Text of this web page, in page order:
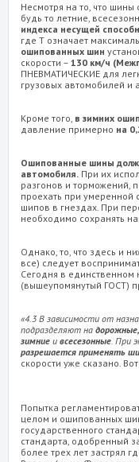
Несмотря на то, что
будь то летние,
индекса несущей
где Т означает
ошипованных шин
скорости – 130 км/ч
ПНЕВМАТИЧЕСКИЕ для
грузовых автомобилей и
Кроме того, в зимних
давление примерно на
Ошипованные шины
автомобиля. При их
разгонов и торможений,
проехать при умеренной
шипов в гнездах. При
необходимо сохранять
Однако, то, что здесь и
все) следует
Сегодня в
(вышеупомянутый ГОСТ)
«4.3 В зависимости от
подразделяют на
зимние и всесезонные. При
разрешается применять
скорости уже сказано.
Попытка
целом и ошипованных
государственного
стандарта, одобренный
более трех лет застрял